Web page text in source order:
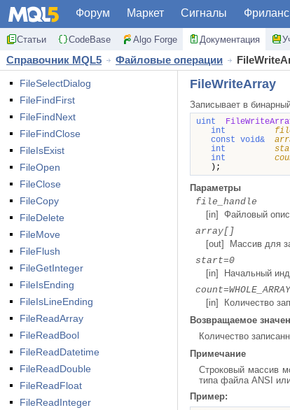
Форум Маркет Сигналы Фриланс
Статьи CodeBase Algo Forge Документация
Справочник MQL5 Файловые операции
FileSelectDialog
FileFindFirst
FileFindNext
FileFindClose
FileIsExist
FileOpen
FileClose
FileCopy
FileDelete
FileMove
FileFlush
FileGetInteger
FileIsEnding
FileIsLineEnding
FileReadArray
FileReadBool
FileReadDatetime
FileReadDouble
FileReadFloat
FileReadInteger
FileWriteArray
Записывает в
uint
int
const void&
int
int
);
Параметры
file_handle
[in] Файловый
array[]
[out] Массив для
start=0
[in] Начальный
count=WHOLE_ARRAY
[in] Количество
Возвращаемое
Количество
Примечание
Строковый массив
типа файла ANSI
Пример: